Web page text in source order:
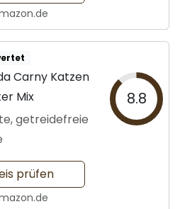
Carny Katzen
Mix
getreidefreie
8.8
prüfen